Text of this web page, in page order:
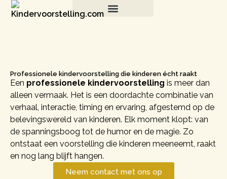
Contact
Professionele kindervoorstelling die kinderen écht raakt
Een professionele kindervoorstelling is meer dan
alleen vermaak. Het is een doordachte combinatie van
verhaal, interactie, timing en ervaring, afgestemd op de
belevingswereld van kinderen. Elk moment klopt: van
de spanningsboog tot de humor en de magie. Zo
ontstaat een voorstelling die kinderen meeneemt, raakt
en nog lang blijft hangen.
Neem contact met ons op